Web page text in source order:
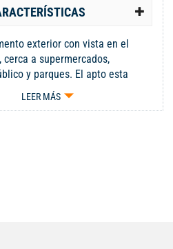
exterior con vista en el
cerca a supermercados,
y parques. El apto esta
cuenta con cocina abierta, sala
y un baño. 4 piso sin
LEER MÁS